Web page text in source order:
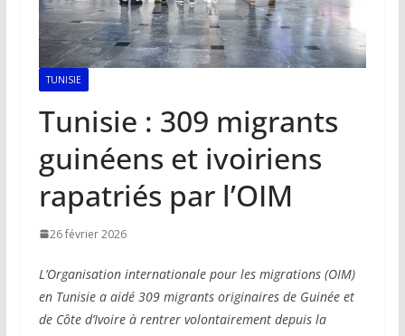
TUNISIE
Tunisie : 309 migrants
guinéens et ivoiriens
rapatriés par l’OIM
26 février 2026
L’Organisation internationale pour les migrations (OIM)
en Tunisie a aidé 309 migrants originaires de Guinée et
de Côte d’Ivoire à rentrer volontairement depuis la